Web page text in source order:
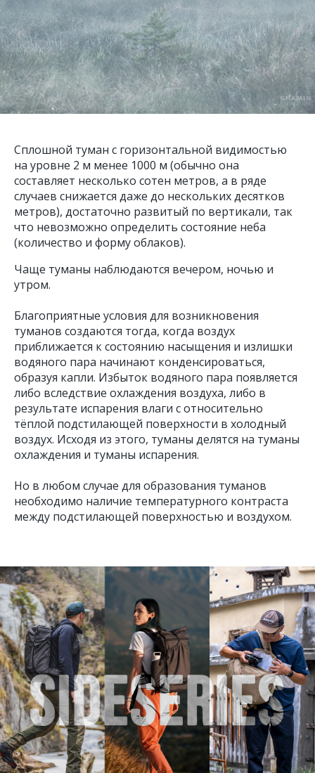
Сплошной туман с горизонтальной видимостью
на уровне 2 м менее 1000 м (обычно она
составляет несколько сотен метров, а в ряде
случаев снижается даже до нескольких десятков
метров), достаточно развитый по вертикали, так
что невозможно определить состояние неба
(количество и форму облаков).
Чаще туманы наблюдаются вечером, ночью и
утром.
Благоприятные условия для возникновения
туманов создаются тогда, когда воздух
приближается к состоянию насыщения и излишки
водяного пара начинают конденсироваться,
образуя капли. Избыток водяного пара появляется
либо вследствие охлаждения воздуха, либо в
результате испарения влаги с относительно
тёплой подстилающей поверхности в холодный
воздух. Исходя из этого, туманы делятся на туманы
охлаждения и туманы испарения.
Но в любом случае для образования туманов
необходимо наличие температурного контраста
между подстилающей поверхностью и воздухом.